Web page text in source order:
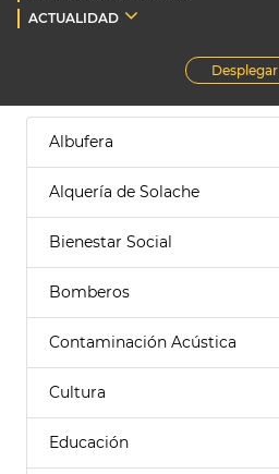
ACTUALIDAD
Desplegar
Albufera
Alquería de Solache
Bienestar Social
Bomberos
Contaminación Acústica
Cultura
Educación